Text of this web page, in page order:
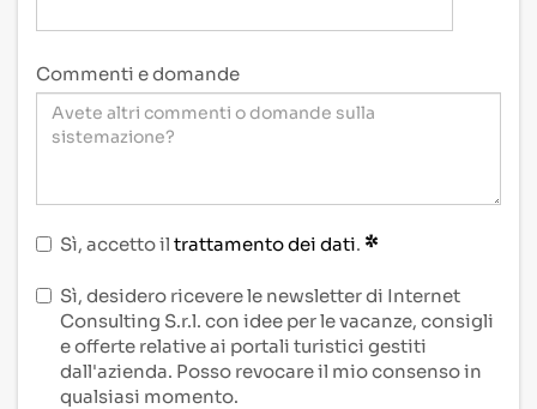
Commenti e domande
Sì, accetto il trattamento dei dati.
Sì, desidero ricevere le newsletter di Internet
Consulting S.r.l. con idee per le vacanze, consigli
e offerte relative ai portali turistici gestiti
dall'azienda. Posso revocare il mio consenso in
qualsiasi momento.